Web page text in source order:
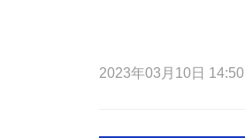
2023年03月10日 14:50